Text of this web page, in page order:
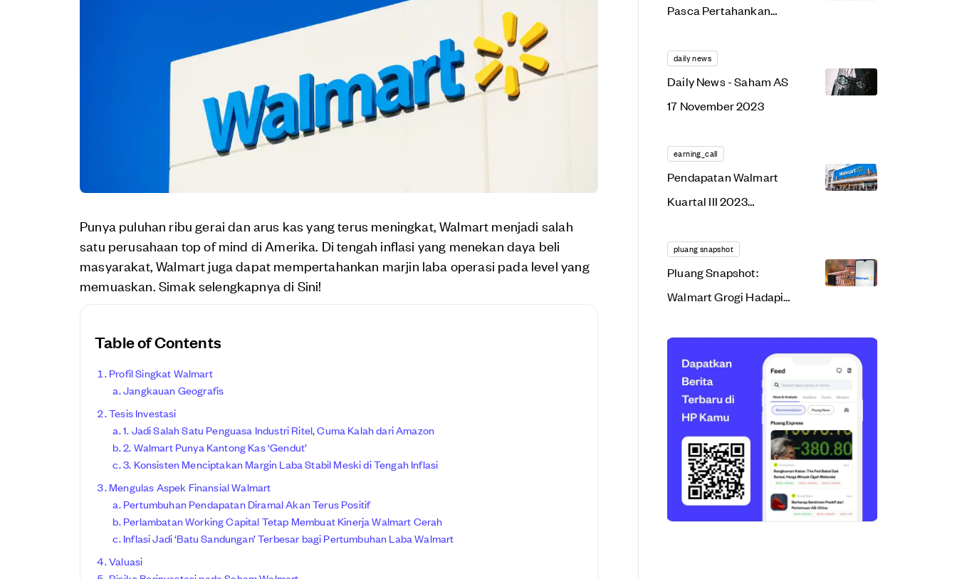
Punya puluhan ribu gerai dan arus kas yang terus meningkat, Walmart menjadi salah
satu perusahaan top of mind di Amerika. Di tengah inflasi yang menekan daya beli
masyarakat, Walmart juga dapat mempertahankan marjin laba operasi pada level yang
memuaskan. Simak selengkapnya di Sini!
Table of Contents
Profil Singkat Walmart
Jangkauan Geografis
Tesis Investasi
1. Jadi Salah Satu Penguasa Industri Ritel, Cuma Kalah dari Amazon
2. Walmart Punya Kantong Kas ‘Gendut’
3. Konsisten Menciptakan Margin Laba Stabil Meski di Tengah Inflasi
Mengulas Aspek Finansial Walmart
Pertumbuhan Pendapatan Diramal Akan Terus Positif
Perlambatan Working Capital Tetap Membuat Kinerja Walmart Cerah
Inflasi Jadi ‘Batu Sandungan’ Terbesar bagi Pertumbuhan Laba Walmart
Valuasi
Pasca Pertahankan
China
daily news
Daily News - Saham AS
17 November 2023
earning_call
Pendapatan Walmart
Kuartal III 2023
pluang snapshot
Pluang Snapshot:
Walmart Grogi Hadapi
Kerek Bunga